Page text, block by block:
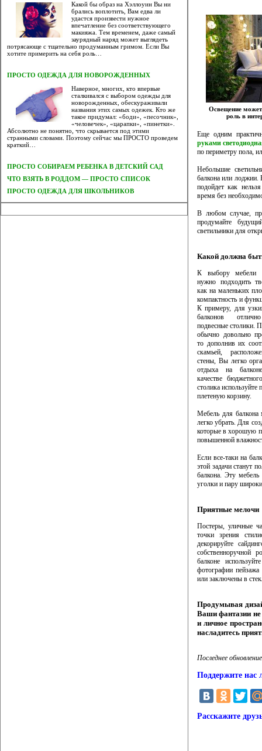
Какой бы образ на Хэллоуин Вы ни
брались воплотить, Вам едва ли
удастся произвести нужное
впечатление без соответствующего
макияжа. Тем временем, даже самый
заурядный наряд может выглядеть
потрясающе с тщательно продуманным гримом. Если Вы
хотите примерить на себя роль…
ПРОСТО ОДЕЖДА ДЛЯ НОВОРОЖДЕННЫХ
Наверное, многих, кто впервые
сталкивался с выбором одежды для
новорожденных, обескураживали
названия этих самых одежек. Кто же
такое придумал: «боди», «песочник»,
«человечек», «царапки», «пинетки».
Абсолютно не понятно, что скрывается под этими
странными словами. Поэтому сейчас мы ПРОСТО проведем
краткий…
ПРОСТО СОБИРАЕМ РЕБЕНКА В ДЕТСКИЙ САД
ЧТО ВЗЯТЬ В РОДДОМ — ПРОСТО СПИСОК
ПРОСТО ОДЕЖДА ДЛЯ ШКОЛЬНИКОВ
Освещение
роль в
Еще одним
руками
по периметру пола,
Небольшие
балкона или лоджии.
подойдет как
время без
В любом случае,
продумайте
светильники для
Какой должна
К выбору мебели
нужно подходить
как на маленьких
компактность и
К примеру, для
балконов
подвесные столики.
обычно довольно
то дополнив их
скамьей,
стены, Вы легко
отдыха на
качестве
столика используйте
плетеную корзину.
Мебель для
легко убрать. Для
которые в хорошую
повышенной
Если все-таки на
этой задачи станут
балкона. Эту мебель
уголки и пару
Приятные мелочи
Постеры, уличные
точки зрения
декорируйте
собственноручной
балконе
фотографии
или заключены в
Продумывая
Ваши фантазии
и личное
насладитесь
Последнее
Поддержите нас
Расскажите